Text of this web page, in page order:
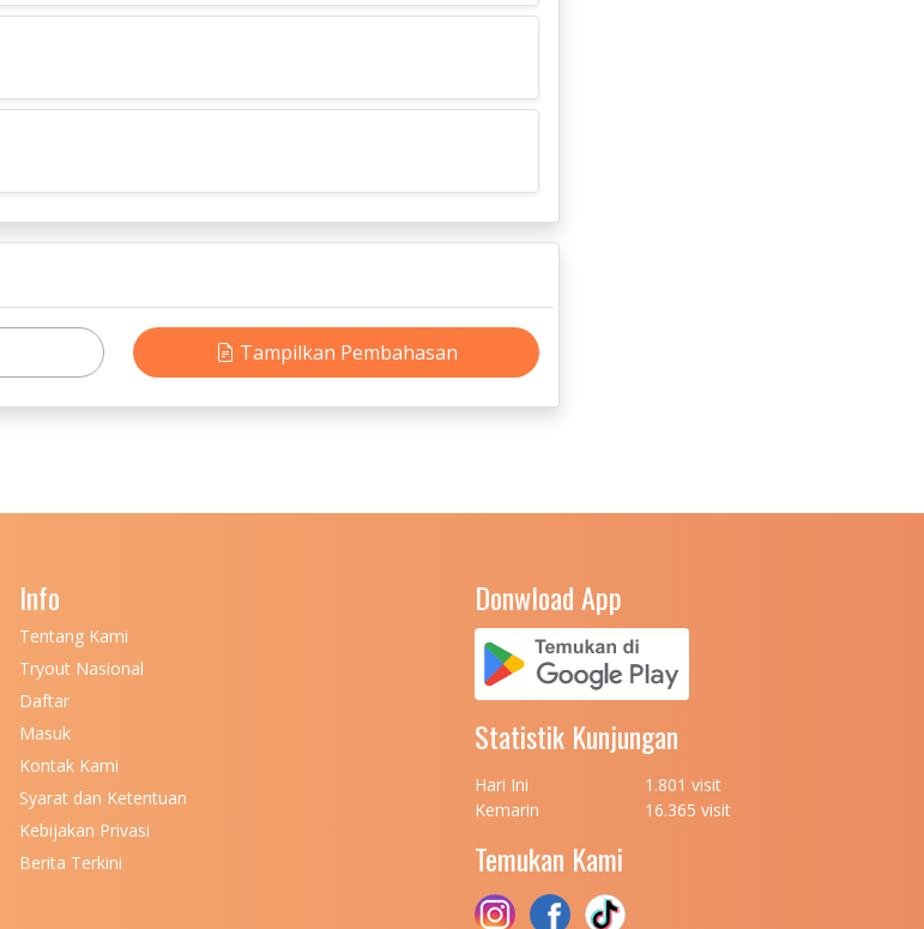
Tampilkan Pembahasan
Info
Tentang Kami
Tryout Nasional
Daftar
Masuk
Kontak Kami
Syarat dan Ketentuan
Kebijakan Privasi
Berita Terkini
Donwload App
Statistik Kunjungan
Hari Ini
1.801 visit
Kemarin
16.365 visit
Temukan Kami